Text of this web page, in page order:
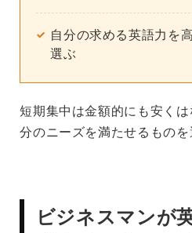
自分の求める英語力を
選ぶ
短期集中は金額的にも安く
分のニーズを満たせるものを
ビジネスマンが